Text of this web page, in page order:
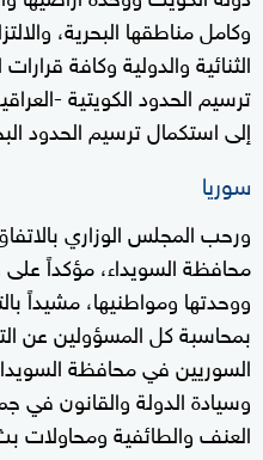
وكامل مناطقها البحرية،
الثنائية والدولية وكافة
ترسيم الحدود الكويتية -
إلى استكمال ترسيم الحدود
سوريا
ورحب المجلس الوزاري
محافظة السويداء، مؤكداً
ووحدتها ومواطنيها، مشيداً
بمحاسبة كل المسؤولين عن
السوريين في محافظة
وسيادة الدولة والقانون في
العنف والطائفية ومحاولات